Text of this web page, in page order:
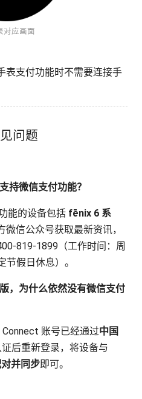
对应画面
表支付功能时不需要连接手
问题
持微信支付功能？
能的设备包括 fēnix 6 系
微信公众号获取最新资讯，
819-1899（工作时间：周
节假日休息）。
，为什么依然没有微信支付
账号已经通过中国
后重新登录，将设备与
并同步即可。